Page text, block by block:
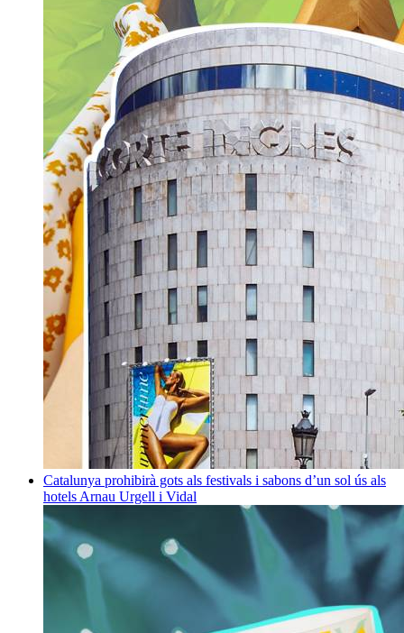
Catalunya prohibirà gots als festivals i sabons d’un sol ús als
hotels Arnau Urgell i Vidal